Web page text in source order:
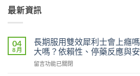
最新資訊
04
8 月
長期服用雙效犀利士會上癮
大嗎？依賴性、停藥反應與
在
留言功能已關閉